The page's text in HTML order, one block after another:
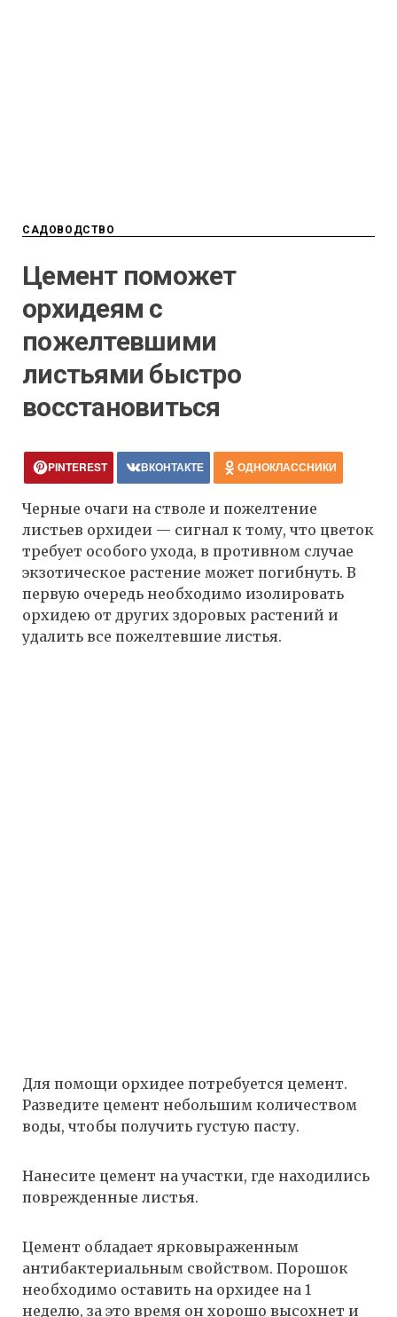
САДОВОДСТВО
Цемент поможет
орхидеям с
пожелтевшими
листьями быстро
восстановиться
PINTEREST ВКОНТАКТЕ ОДНОКЛАССНИКИ
Черные очаги на стволе и пожелтение
листьев орхидеи — сигнал к тому, что цветок
требует особого ухода, в противном случае
экзотическое растение может погибнуть. В
первую очередь необходимо изолировать
орхидею от других здоровых растений и
удалить все пожелтевшие листья.
Для помощи орхидее потребуется цемент.
Разведите цемент небольшим количеством
воды, чтобы получить густую пасту.
Нанесите цемент на участки, где находились
поврежденные листья.
Цемент обладает ярковыраженным
антибактериальным свойством. Порошок
необходимо оставить на орхидее на 1
неделю, за это время он хорошо высохнет и